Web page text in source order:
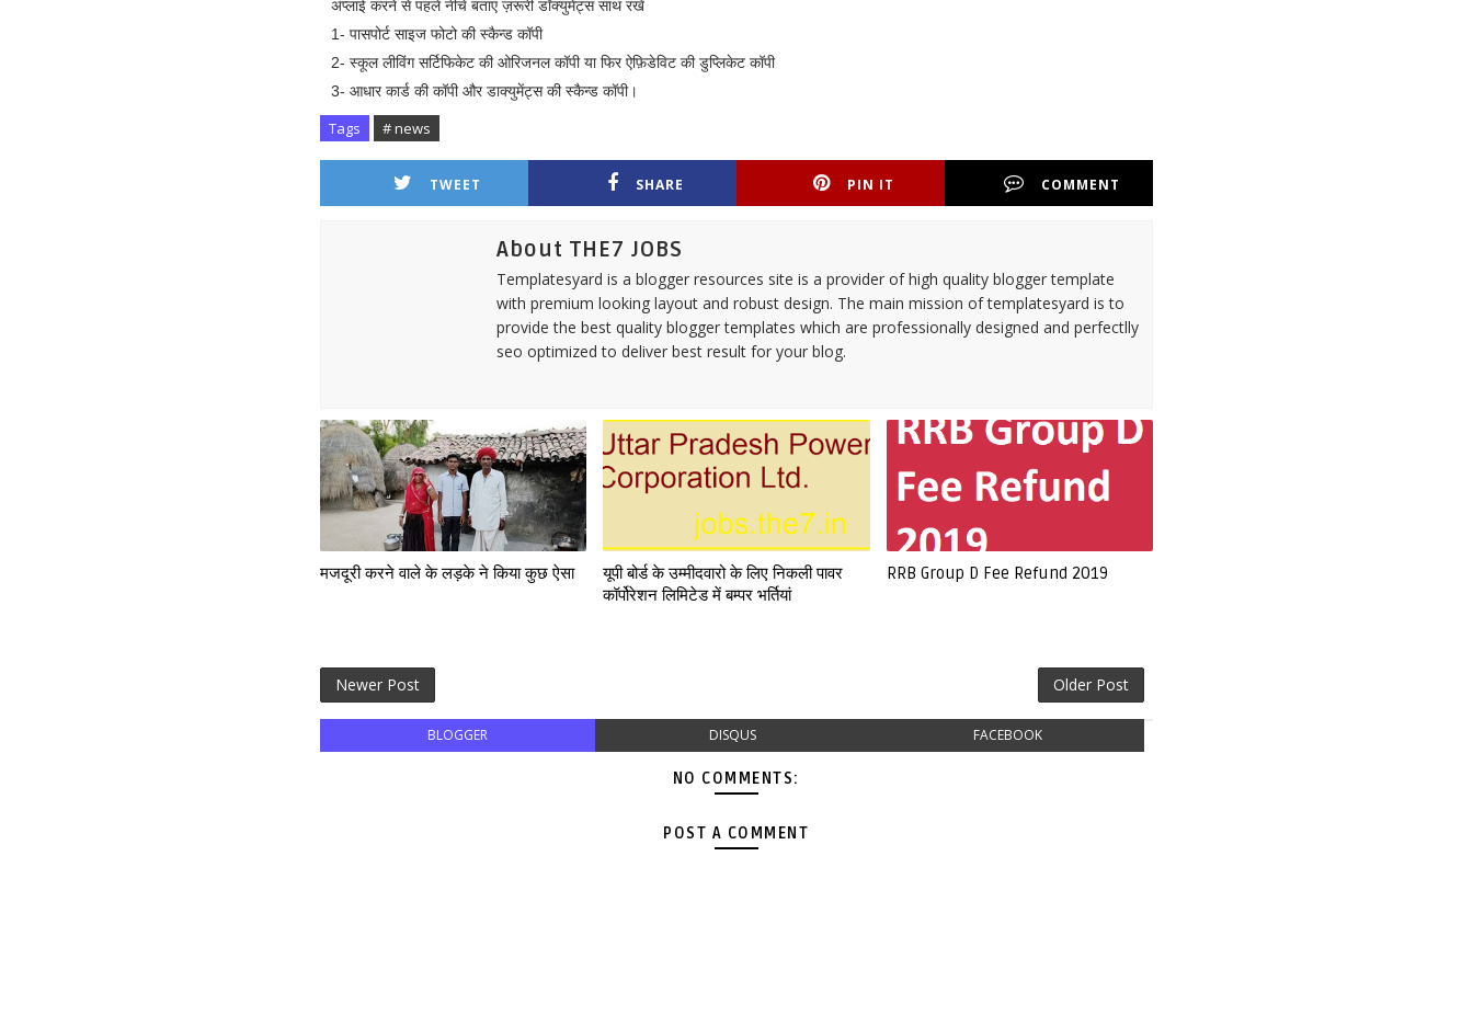
अप्लाई करने से पहले नीचे बताए ज़रूरी डॉक्युमेंट्स साथ रखें
1- पासपोर्ट साइज फोटो की स्कैन्ड कॉपी
2- स्कूल लीविंग सर्टिफिकेट की ओरिजनल कॉपी या फिर ऐफ़िडेविट की डुप्लिकेट कॉपी
3- आधार कार्ड की कॉपी और डाक्युमेंट्स की स्कैन्ड कॉपी।
Tags # news
TWEET SHARE PIN IT COMMENT
About THE7 JOBS
Templatesyard is a blogger resources site is a provider of high quality blogger template
with premium looking layout and robust design. The main mission of templatesyard is to
provide the best quality blogger templates which are professionally designed and perfectlly
seo optimized to deliver best result for your blog.
मजदूरी करने वाले के लड़के ने किया कुछ ऐसा
यूपी बोर्ड के उम्मीदवारो के लिए निकली पावर
कॉर्पोरेशन लिमिटेड में बम्पर भर्तियां
RRB Group D Fee Refund 2019
Newer Post Older Post
BLOGGER DISQUS FACEBOOK
NO COMMENTS:
POST A COMMENT